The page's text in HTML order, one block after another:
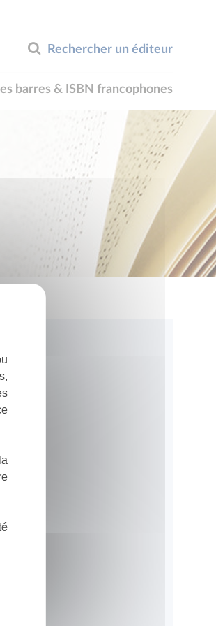
Rechercher un éditeur
barres & ISBN francophones